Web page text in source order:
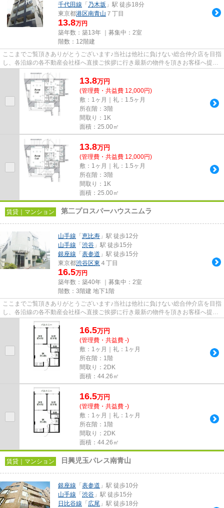
千代田線 「 乃木坂 」駅 徒歩18分
東京都港区南青山 ７丁目
13.8万円
築年数：築13年 ｜募集中： 2室
階数：12階建
ここまでご覧頂きありがとうございます♪当社は他社に負けない総合仲介店を目指
し、各沿線の各不動産会社様へ直接ご挨拶に行き最新の物件を頂きお客様へ提供
しております！最新の情報は...
13.8万円
(管理費・共益費 12,000円)
敷：1ヶ月｜礼：1.5ヶ月
所在階：3階
間取り：1K
面積：25.00㎡
13.8万円
(管理費・共益費 12,000円)
敷：1ヶ月｜礼：1.5ヶ月
所在階：3階
間取り：1K
面積：25.00㎡
賃貸｜マンション 第二プロスパーハウスニムラ
山手線 「 恵比寿 」駅 徒歩12分
山手線 「 渋谷 」駅 徒歩15分
銀座線 「 表参道 」駅 徒歩15分
東京都渋谷区東 ４丁目
16.5万円
築年数：築40年 ｜募集中： 2室
階数：3階建 地下1階
ここまでご覧頂きありがとうございます♪当社は他社に負けない総合仲介店を目指
し、各沿線の各不動産会社様へ直接ご挨拶に行き最新の物件を頂きお客様へ提供
しております！最新の情報は...
16.5万円
(管理費・共益費 -)
敷：1ヶ月｜礼：1ヶ月
所在階：1階
間取り：2DK
面積：44.26㎡
16.5万円
(管理費・共益費 -)
敷：1ヶ月｜礼：1ヶ月
所在階：1階
間取り：2DK
面積：44.26㎡
賃貸｜マンション 日興児玉パレス南青山
銀座線 「 表参道 」駅 徒歩10分
山手線 「 渋谷 」駅 徒歩15分
日比谷線 「 広尾 」駅 徒歩18分